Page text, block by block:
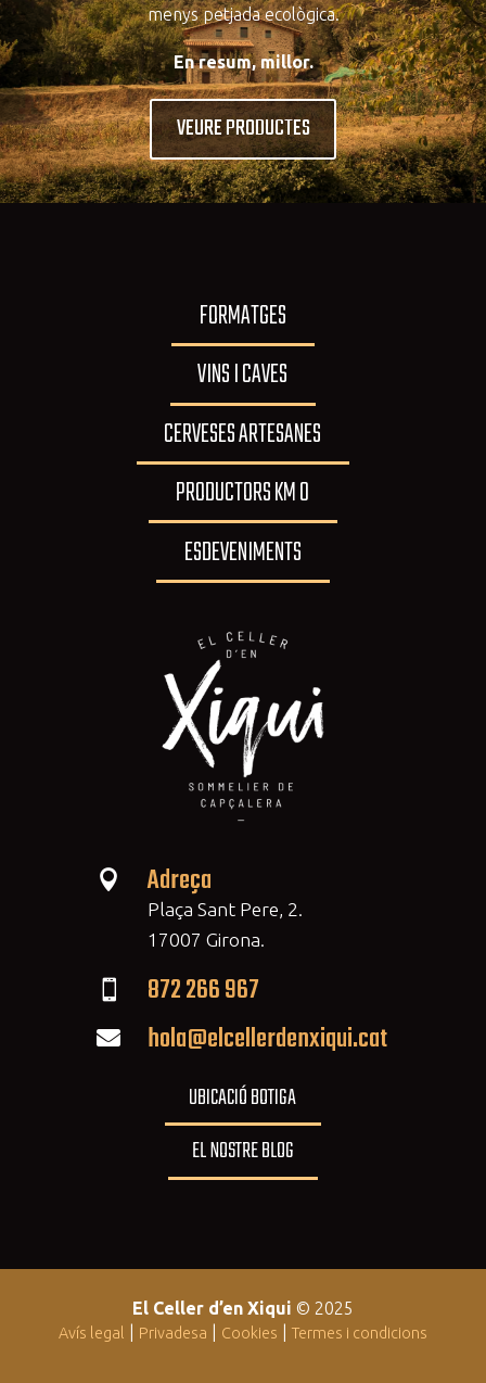
menys petjada ecològica.
En resum, millor.
VEURE PRODUCTES
FORMATGES
VINS I CAVES
CERVESES ARTESANES
PRODUCTORS KM 0
ESDEVENIMENTS
 Adreça
Plaça Sant Pere, 2.
17007 Girona.
 872 266 967
 hola@elcellerdenxiqui.cat
UBICACIÓ BOTIGA
EL NOSTRE BLOG
El Celler d’en Xiqui © 2025
Avís legal Privadesa Cookies Termes i condicions